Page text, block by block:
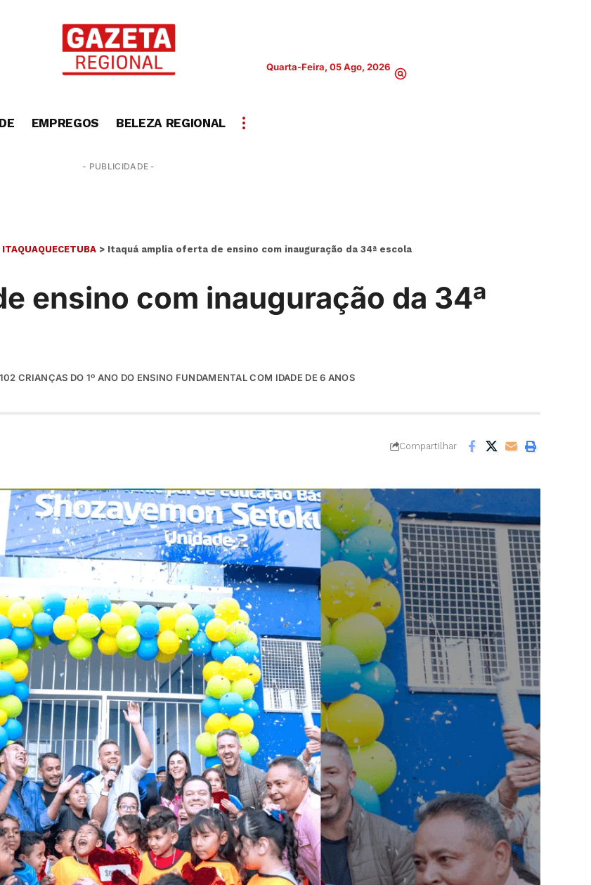
Quarta-Feira, 05 Ago, 2026
EMPREGOS BELEZA REGIONAL
- PUBLICIDADE -
ITAQUAQUECETUBA > Itaquá amplia oferta de ensino com inauguração da 34ª escola
ensino com inauguração da 34ª
CRIANÇAS DO 1º ANO DO ENSINO FUNDAMENTAL COM IDADE DE 6 ANOS
Compartilhar